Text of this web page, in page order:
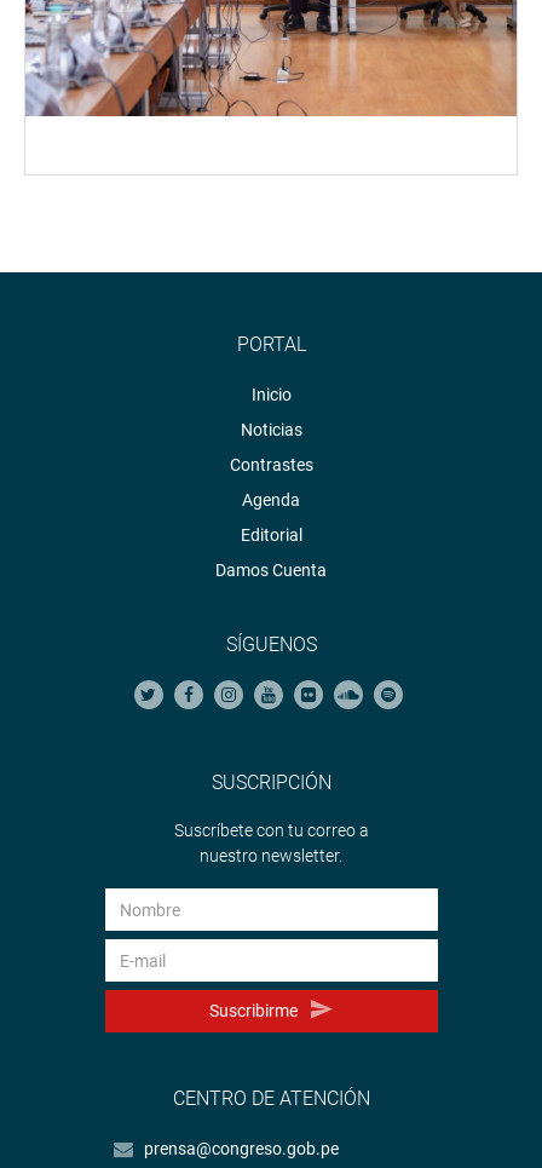
PORTAL
Inicio
Noticias
Contrastes
Agenda
Editorial
Damos Cuenta
SÍGUENOS
SUSCRIPCIÓN
Suscríbete con tu correo a
nuestro newsletter.
Suscribirme
CENTRO DE ATENCIÓN
prensa@congreso.gob.pe